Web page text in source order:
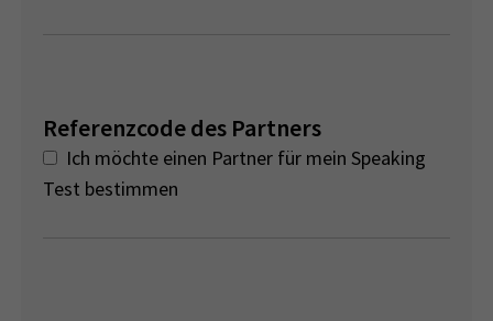
Referenzcode des Partners
Ich möchte einen Partner für mein Speaking
Test bestimmen